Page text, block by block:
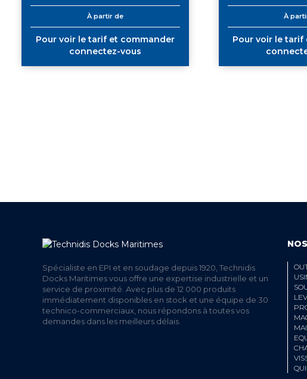
À partir de
Pour voir le tarif et commander
connectez-vous
À
Pour voir le
Spécialiste en EPI et en soudage depuis 1920, Technidis
Docks Maritimes vous offre une expertise industrielle et un
service de proximité. Avec plus de 12 000 produits
immédiatement disponibles en stock et une équipe de 30
technico-commerciaux, nous répondons à toutes vos
demandes dans les meilleurs délais.